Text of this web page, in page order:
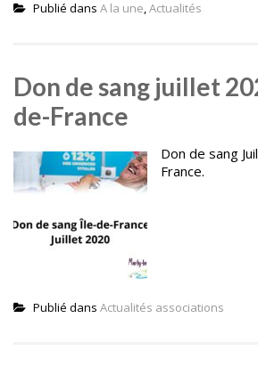
Publié dans A la une,Actualités
Don de sang juillet
de-France
Don de sang
France.
Publié dans Actualités associations